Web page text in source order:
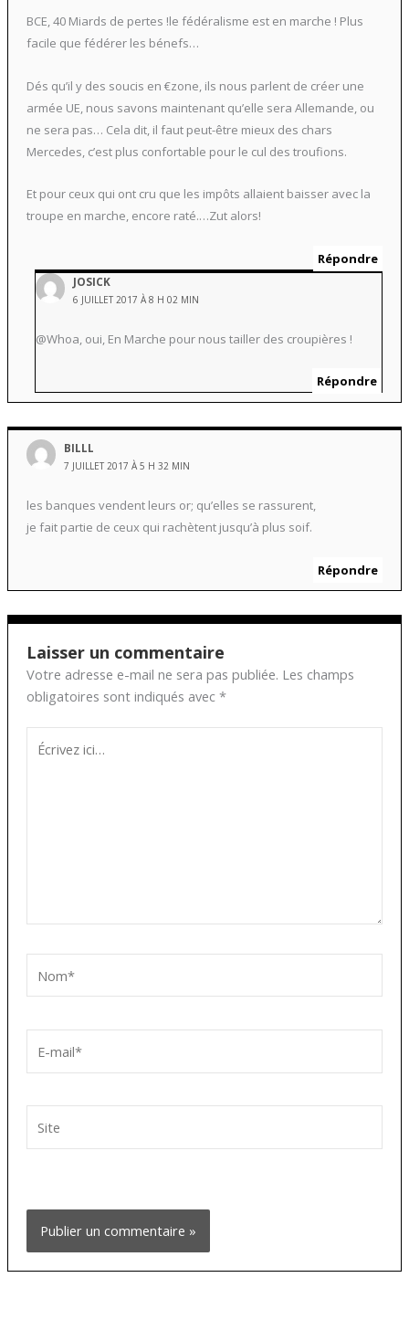
BCE, 40 Miards de pertes !le fédéralisme est en marche ! Plus
facile que fédérer les bénefs…
Dés qu’il y des soucis en €zone, ils nous parlent de créer une
armée UE, nous savons maintenant qu’elle sera Allemande, ou
ne sera pas… Cela dit, il faut peut-être mieux des chars
Mercedes, c’est plus confortable pour le cul des troufions.
Et pour ceux qui ont cru que les impôts allaient baisser avec la
troupe en marche, encore raté.…Zut alors!
Répondre
JOSICK
6 JUILLET 2017 À 8 H 02 MIN
@Whoa, oui, En Marche pour nous tailler des croupières !
Répondre
BILLL
7 JUILLET 2017 À 5 H 32 MIN
les banques vendent leurs or; qu’elles se rassurent,
je fait partie de ceux qui rachètent jusqu’à plus soif.
Répondre
Laisser un commentaire
Votre adresse e-mail ne sera pas publiée. Les champs
obligatoires sont indiqués avec *
ici…
mail*